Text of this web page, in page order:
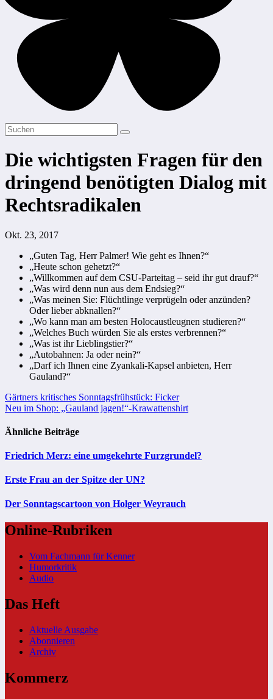
Die wichtigsten Fragen für den
dringend benötigten Dialog mit
Rechtsradikalen
Okt. 23, 2017
„Guten Tag, Herr Palmer! Wie geht es Ihnen?“
„Heute schon gehetzt?“
„Willkommen auf dem CSU-Parteitag – seid ihr gut drauf?“
„Was wird denn nun aus dem Endsieg?“
„Was meinen Sie: Flüchtlinge verprügeln oder anzünden?
Oder lieber abknallen?“
„Wo kann man am besten Holocaustleugnen studieren?“
„Welches Buch würden Sie als erstes verbrennen?“
„Was ist ihr Lieblingstier?“
„Autobahnen: Ja oder nein?“
„Darf ich Ihnen eine Zyankali-Kapsel anbieten, Herr
Gauland?“
Beitragsnavigation
Gärtners kritisches Sonntagsfrühstück: Ficker
Neu im Shop: „Gauland jagen!“-Krawattenshirt
Ähnliche Beiträge
Friedrich Merz: eine umgekehrte Furzgrundel?
Erste Frau an der Spitze der UN?
Der Sonntagscartoon von Holger Weyrauch
Online-Rubriken
Vom Fachmann für Kenner
Humorkritik
Audio
Das Heft
Aktuelle Ausgabe
Abonnieren
Archiv
Kommerz